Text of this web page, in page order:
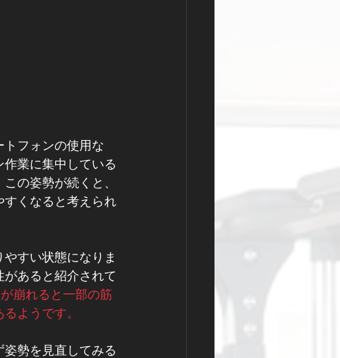
フォンの使用な
業に集中している
の姿勢が続くと、
くなると考えられ
すい状態になりま
あると紹介されて
崩れると一部の筋
ようです。
姿勢を見直してみる